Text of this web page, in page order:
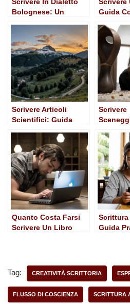
Scrivere In Dialetto
Bolognese: Un
Tradizione e
Creatività
Scrivere
Guida
Scrivere Articoli
Scientifici: Guida
Ricercatori e Studenti
Scrivere
per
Quanto Costa Farsi
Scrivere Un Libro
Scrittura
Guida
Tag: CREATIVITÀ SCRITTORIA
FLUSSO DI COSCIENZA SCRITTURA